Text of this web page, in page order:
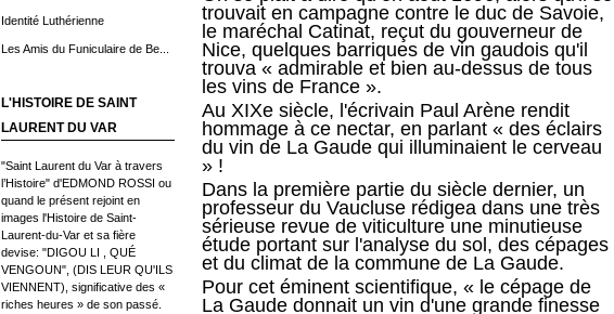
Identité Luthérienne
Les Amis du Funiculaire de Be...
L'HISTOIRE DE SAINT
LAURENT DU VAR
"Saint Laurent du Var à travers
l’Histoire" d'EDMOND ROSSI ou
quand le présent rejoint en
images l'Histoire de Saint-
Laurent-du-Var et sa fière
devise: "DIGOU LI , QUÉ
VENGOUN", (DIS LEUR QU'ILS
VIENNENT), significative des «
riches heures » de son passé.
trouvait en campagne contre le duc de Savoie,
le maréchal Catinat, reçut du gouverneur de
Nice, quelques barriques de vin gaudois qu'il
trouva « admirable et bien au-dessus de tous
les vins de France ».
Au XIXe siècle, l'écrivain Paul Arène rendit
hommage à ce nectar, en parlant « des éclairs
du vin de La Gaude qui illuminaient le cerveau
» !
Dans la première partie du siècle dernier, un
professeur du Vaucluse rédigea dans une très
sérieuse revue de viticulture une minutieuse
étude portant sur l'analyse du sol, des cépages
et du climat de la commune de La Gaude.
Pour cet éminent scientifique, « le cépage de
La Gaude donnait un vin d'une grande finesse